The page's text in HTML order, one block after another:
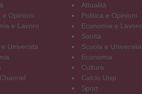
e Opinioni
e Lavoro
e Università
Attualità
Politica e Opinioni
Economia e Lavoro
Sanità
Scuola e Università
Economia
Cultura
Calcio Uisp
Sport